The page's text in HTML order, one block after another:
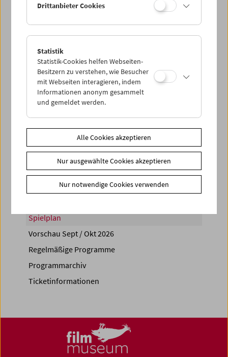
PROGRAMM ÜBERBLICK
Share on
Spielplan
Vorschau Sept / Okt 2026
Regelmäßige Programme
Programmarchiv
Ticketinformationen
Drittanbieter Cookies
Statistik
Statistik-Cookies helfen Webseiten-
Besitzern zu verstehen, wie Besucher
mit Webseiten interagieren, indem
Informationen anonym gesammelt
und gemeldet werden.
Alle Cookies akzeptieren
Nur ausgewählte Cookies akzeptieren
Nur notwendige Cookies verwenden